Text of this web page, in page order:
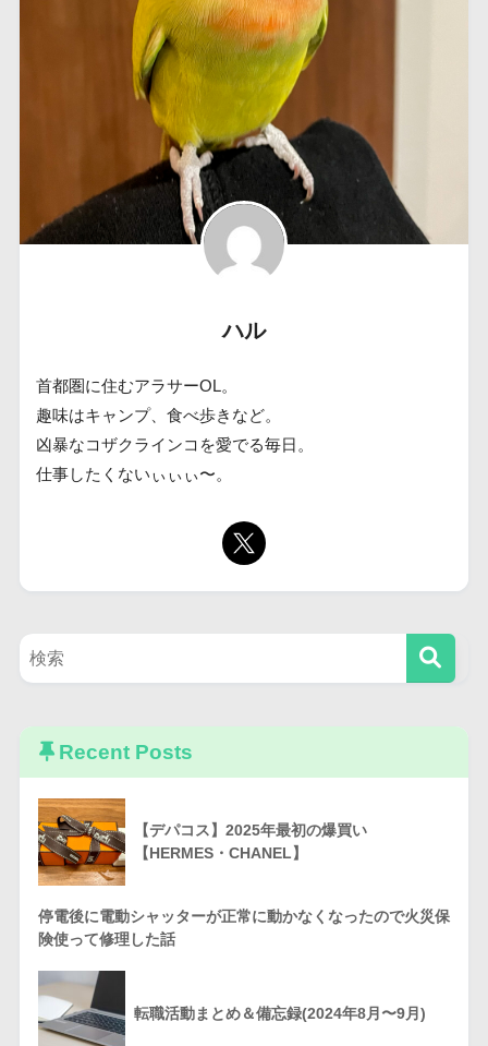
ハル
首都圏に住むアラサーOL。
趣味はキャンプ、食べ歩きなど。
凶暴なコザクラインコを愛でる毎日。
仕事したくないぃぃぃ〜。
Recent Posts
【デパコス】2025年最初の爆買い
【HERMES・CHANEL】
停電後に電動シャッターが正常に動かなくなったので火災保
険使って修理した話
転職活動まとめ＆備忘録(2024年8月〜9月)